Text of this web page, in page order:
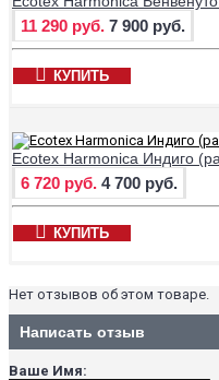
11 290 руб. 7 900 руб.
КУПИТЬ
Ecotex Harmonica Индиго
6 720 руб. 4 700 руб.
КУПИТЬ
Нет отзывов об этом товаре.
Написать отзыв
Ваше Имя: